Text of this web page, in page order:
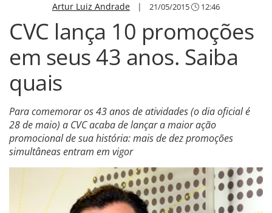
Artur Luiz Andrade | 21/05/2015 12:46
CVC lança 10 promoções
em seus 43 anos. Saiba
quais
Para comemorar os 43 anos de atividades (o dia oficial é
28 de maio) a CVC acaba de lançar a maior ação
promocional de sua história: mais de dez promoções
simultâneas entram em vigor